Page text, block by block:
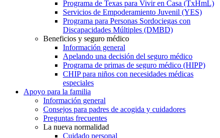
Programa de Texas para Vivir en Casa (TxHmL)
Servicios de Empoderamiento Juvenil (YES)
Programa para Personas Sordociegas con
Discapacidades Múltiples (DMBD)
Beneficios y seguro médico
Información general
Apelando una decisión del seguro médico
Programa de primas de seguro médico (HIPP)
CHIP para niños con necesidades médicas
especiales
Apoyo para la familia
Información general
Consejos para padres de acogida y cuidadores
Preguntas frecuentes
La nueva normalidad
Cuidado personal